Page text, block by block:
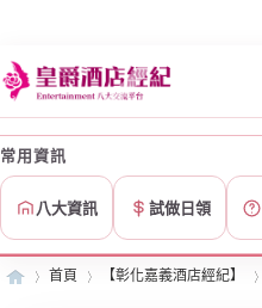
常用資訊
八大資訊 試做日領
首頁 【彰化嘉義酒店經紀】